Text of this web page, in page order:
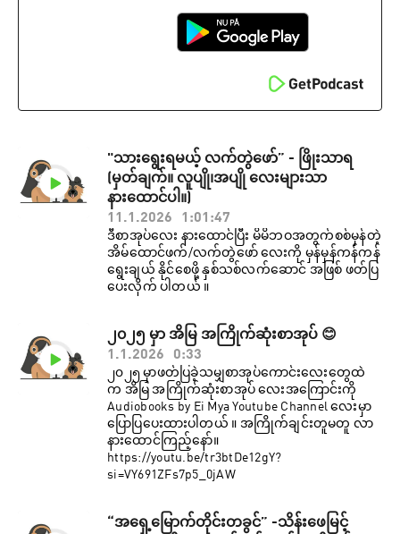
"သားရွေးရမယ့် လက်တွဲဖော်” - ဖြိုးသာရ
(မှတ်ချက်။ လူပျို၊အပျို လေးများသာ
နားထောင်ပါ။)
11.1.2026
1:01:47
ဒီစာအုပ်​လေး နား​ထောင်ပြီး မိမိဘဝအတွက်စစ်မှန်တဲ့
အိမ်ထောင်ဖက်/လက်တွဲဖော် လေးကို မှန်မှန်ကန်ကန်
ရွေးချယ် နိုင်စေဖို့ နှစ်သစ်လက်ဆောင် အဖြစ် ဖတ်ပြ
ပေးလိုက် ပါတယ် ။
၂၀၂၅ မှာ အိမြ အကြိုက်ဆုံးစာအုပ် 😊
1.1.2026
0:33
၂၀၂၅ မှာဖတ်ပြခဲ့သမျှစာအုပ်ကောင်းလေးတွေထဲ
က အိမြ အကြိုက်ဆုံးစာအုပ် လေးအကြောင်းကို
Audiobooks by Ei Mya Youtube Channel လေးမှာ
ပြောပြပေးထားပါတယ် ။ အကြိုက်ချင်းတူမတူ လာ
နားထောင်ကြည့်နော်။
https://youtu.be/tr3btDe12gY?
si=VY691ZFs7p5_0jAW
“အရှေ့မြောက်တိုင်းတခွင်” -သိန်းဖေမြင့်